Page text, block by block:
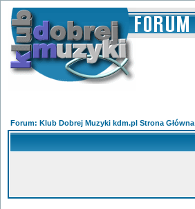
Forum: Klub Dobrej Muzyki kdm.pl Strona Główna